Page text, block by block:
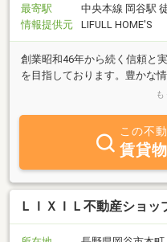
最寄駅
中央本線 岡谷駅
情報提供元
LIFULL HOME'S
創業昭和46年から続く信頼と
を目指しております。豊かな
客様のお力になります。お気
この不
賃貸
ＬＩＸＩＬ不動産ショ